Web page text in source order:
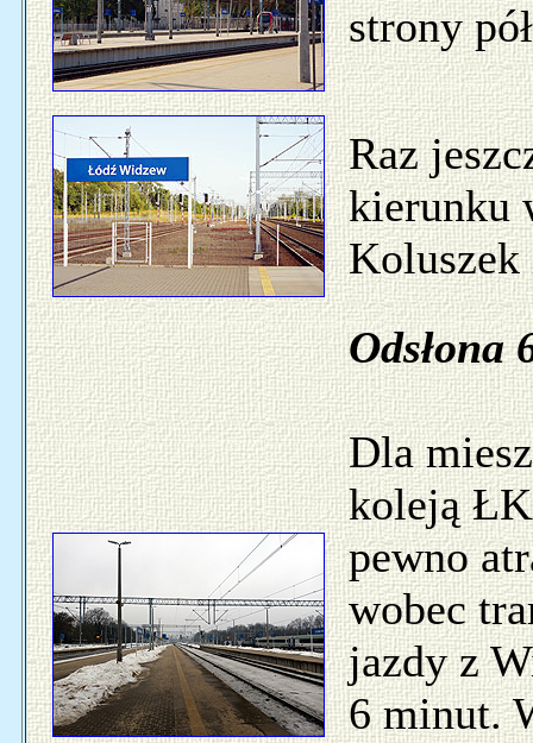
strony
Raz
kierunku
Odsłona
Dla
koleją
pewno
wobec
jazdy z
6 minut.